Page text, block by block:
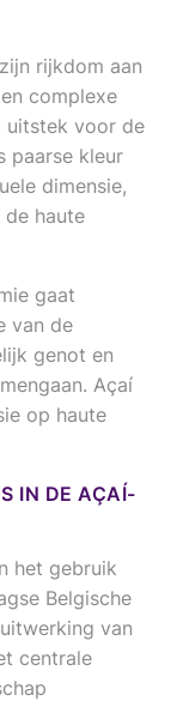
rijkdom aan
complexe
uitstek voor de
paarse kleur
dimensie,
de haute
gaat
van de
genot en
Açaí
op haute
IN DE AÇAÍ-
het gebruik
Belgische
van
centrale